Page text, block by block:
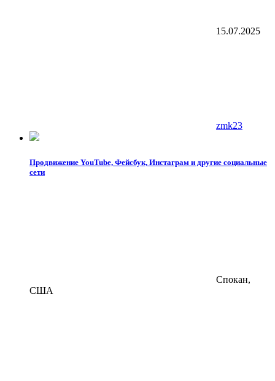
15.07.2025
zmk23
Продвижение YouTube, Фейсбук, Инстаграм и другие социальные
сети
Спокан,
США